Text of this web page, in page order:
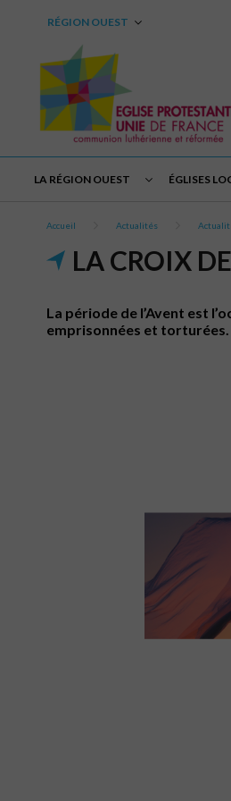
RÉGION OUEST
LA RÉGION OUEST ÉGLISES
Accueil Actualités
LA CROIX
La période de l’Avent est
emprisonnées et torturées.